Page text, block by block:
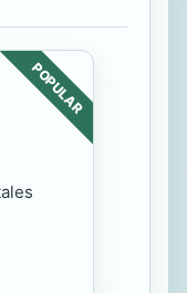
POPULAR